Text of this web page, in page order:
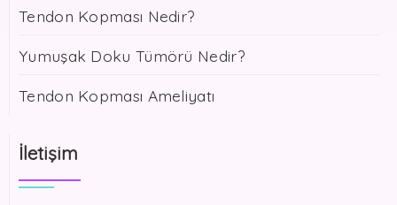
Tendon Kopması Nedir?
Yumuşak Doku Tümörü Nedir?
Tendon Kopması Ameliyatı
İletişim